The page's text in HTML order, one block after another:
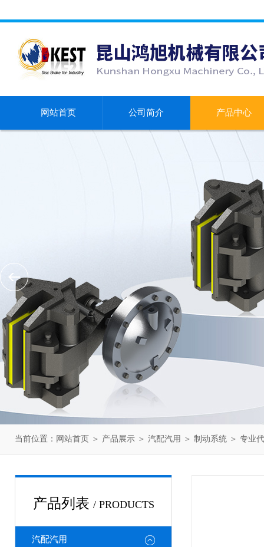
网站首页 公司简介 产品中心
当前位置： 网站首页 ＞ 产品展示 ＞ 汽配汽用 ＞ 制动系统 ＞ 专业
产品列表 / PRODUCTS
汽配汽用